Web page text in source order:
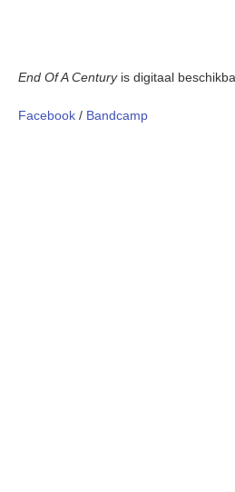
End Of A Century is digitaal
Facebook / Bandcamp